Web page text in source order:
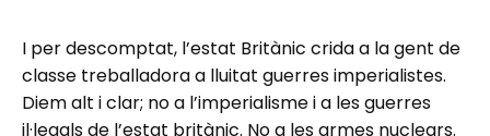
I per descomptat, l’estat Britànic crida a la gent de
classe treballadora a lluitat guerres imperialistes.
Diem alt i clar; no a l’imperialisme i a les guerres
il·legals de l’estat britànic. No a les armes nuclears.